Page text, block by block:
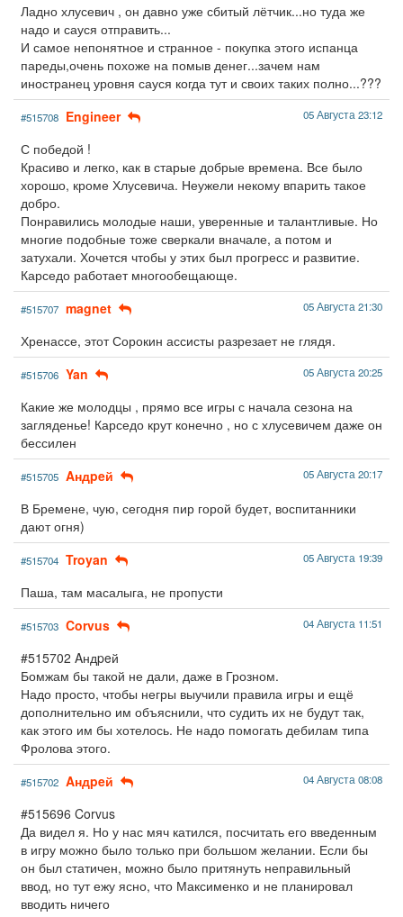
Ладно хлусевич , он давно уже сбитый лётчик...но туда же
надо и сауся отправить...
И самое непонятное и странное - покупка этого испанца
пареды,очень похоже на помыв денег...зачем нам
иностранец уровня сауся когда тут и своих таких полно...???
#515708 Engineer 05 Августа 23:12
С победой !
Красиво и легко, как в старые добрые времена. Все было
хорошо, кроме Хлусевича. Неужели некому впарить такое
добро.
Понравились молодые наши, уверенные и талантливые. Но
многие подобные тоже сверкали вначале, а потом и
затухали. Хочется чтобы у этих был прогресс и развитие.
Карседо работает многообещающе.
#515707 magnet 05 Августа 21:30
Хренассе, этот Сорокин ассисты разрезает не глядя.
#515706 Yan 05 Августа 20:25
Какие же молодцы , прямо все игры с начала сезона на
загляденье! Карседо крут конечно , но с хлусевичем даже он
бессилен
#515705 Aндpeй 05 Августа 20:17
В Бремене, чую, сегодня пир горой будет, воспитанники
дают огня)
#515704 Troyan 05 Августа 19:39
Паша, там масалыга, не пропусти
#515703 Corvus 04 Августа 11:51
#515702 Aндpeй
Бомжам бы такой не дали, даже в Грозном.
Надо просто, чтобы негры выучили правила игры и ещё
дополнительно им объяснили, что судить их не будут так,
как этого им бы хотелось. Не надо помогать дебилам типа
Фролова этого.
#515702 Aндpeй 04 Августа 08:08
#515696 Corvus
Да видел я. Но у нас мяч катился, посчитать его введенным
в игру можно было только при большом желании. Если бы
он был статичен, можно было притянуть неправильный
ввод, но тут ежу ясно, что Максименко и не планировал
вводить ничего